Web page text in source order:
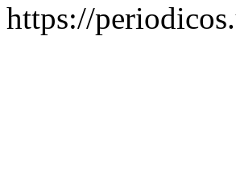
https://